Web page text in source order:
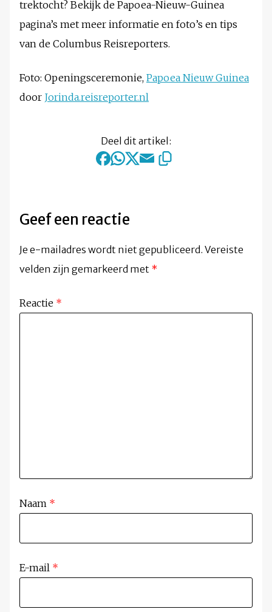
trektocht? Bekijk de Papoea-Nieuw-Guinea
pagina’s met meer informatie en foto’s en tips
van de Columbus Reisreporters.
Foto: Openingsceremonie, Papoea Nieuw Guinea
door Jorinda.reisreporter.nl
Deel dit artikel:
Geef een reactie
Je e-mailadres wordt niet gepubliceerd. Vereiste
velden zijn gemarkeerd met *
Reactie *
Naam *
E-mail *